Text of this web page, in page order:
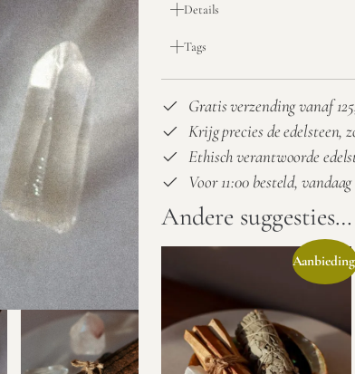
Details
Tags
Gratis verzending vanaf
Krijg precies de edelsteen,
Ethisch verantwoorde
Voor 11:00 besteld,
Andere suggesties…